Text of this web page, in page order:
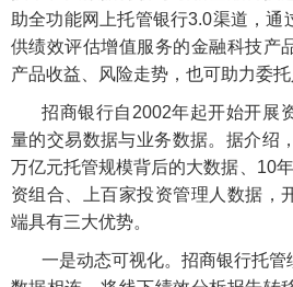
助全功能网上托管银行3.0渠道，通
供绩效评估增值服务的金融科技产
产品收益、风险走势，也可助力委托
招商银行自2002年起开始开展
量的交易数据与业务数据。 据介绍
万亿元托管规模背后的大数据、10
资组合、上百家投资管理人数据，
端具有三大优势。
一是动态可视化。招商银行托